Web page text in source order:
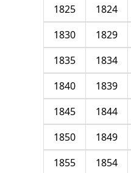
1824
1825
1829
1830
1834
1835
1839
1840
1844
1845
1849
1850
1854
1855